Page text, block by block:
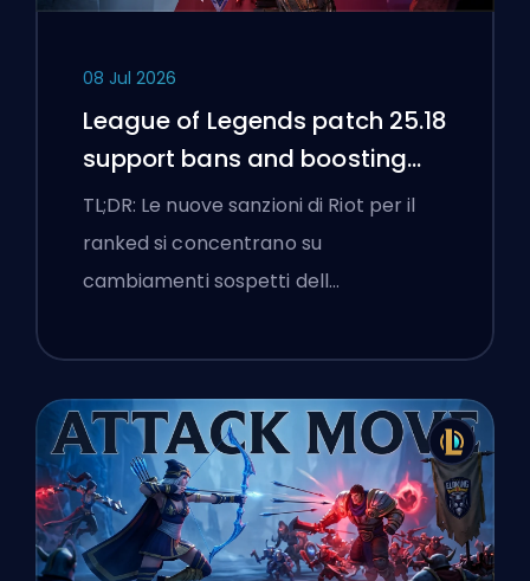
08 Jul 2026
League of Legends patch 25.18
support bans and boosting
flags
TL;DR: Le nuove sanzioni di Riot per il
ranked si concentrano su
cambiamenti sospetti dell…